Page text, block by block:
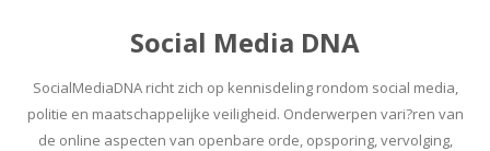
Social Media DNA
SocialMediaDNA richt zich op kennisdeling rondom social media,
politie en maatschappelijke veiligheid. Onderwerpen vari?ren van
de online aspecten van openbare orde, opsporing, vervolging,